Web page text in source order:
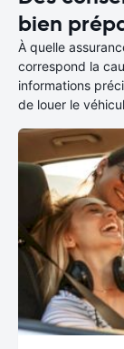
bien
À quelle
correspond la
informations
de louer le